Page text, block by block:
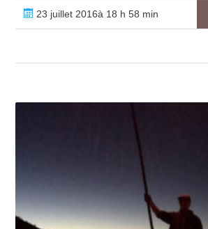
23 juillet 2016à 18 h 58 min